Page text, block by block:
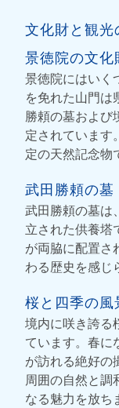
文化財と観光
景徳院の文化
景徳院にはいく
を免れた山門は
勝頼の墓および
定されています
定の天然記念物
武田勝頼の墓
武田勝頼の墓は
立された供養塔
が両脇に配置さ
わる歴史を感じ
桜と四季の風
境内に咲き誇る
ています。春に
が訪れる絶好の
周囲の自然と調
なる魅力を放ち